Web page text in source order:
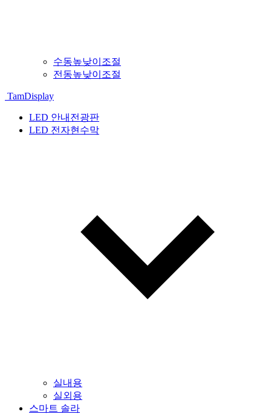
수동높낮이조절
전동높낮이조절
TamDisplay
LED 안내전광판
LED 전자현수막
실내용
실외용
스마트 솔라